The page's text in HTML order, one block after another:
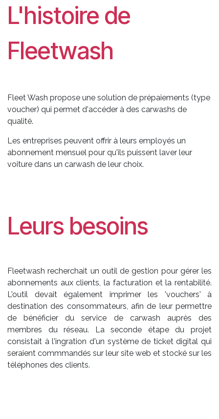
L'histoire de
Fleetwash
Fleet Wash propose une solution de prépaiements (type
voucher) qui permet d'accéder à des carwashs de
qualité.
Les entreprises peuvent offrir à leurs employés un
abonnement mensuel pour qu'ils puissent laver leur
voiture dans un carwash de leur choix.
Leurs besoins
Fleetwash recherchait un outil de gestion pour gérer les
abonnements aux clients, la facturation et la rentabilité.
L'outil devait également imprimer les 'vouchers' à
destination des consommateurs, afin de leur permettre
de bénéficier du service de carwash auprès des
membres du réseau. La seconde étape du projet
consistait à l'ingration d'un système de ticket digital qui
seraient commmandés sur leur site web et stocké sur les
téléphones des clients.